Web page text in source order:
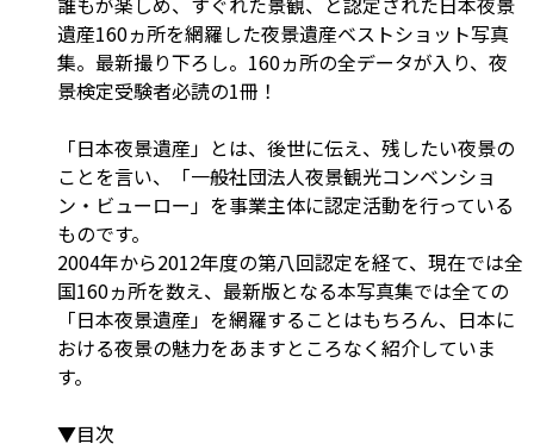
遺産160ヵ所を網羅した夜景遺産ベストショット写真
集。最新撮り下ろし。160ヵ所の全データが入り、夜
景検定受験者必読の1冊！
「日本夜景遺産」とは、後世に伝え、残したい夜景の
ことを言い、「一般社団法人夜景観光コンベンショ
ン・ビューロー」を事業主体に認定活動を行っている
ものです。
2004年から2012年度の第八回認定を経て、現在では全
国160ヵ所を数え、最新版となる本写真集では全ての
「日本夜景遺産」を網羅することはもちろん、日本に
おける夜景の魅力をあますところなく紹介していま
す。
▼目次